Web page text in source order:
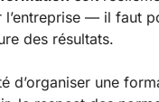
— il faut
des résultats.
d’organiser une